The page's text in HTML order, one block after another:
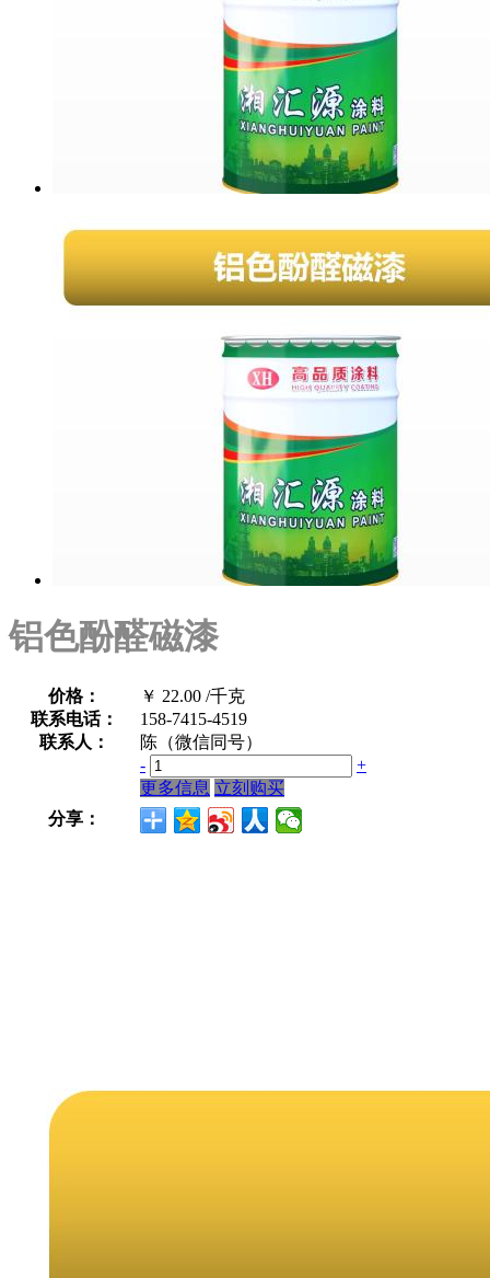
铝色酚醛磁漆
价格： ￥ 22.00 /千克
联系电话：
158-7415-4519
联系人：
陈（微信同号）
-
+
更多信息 立刻购买
分享：